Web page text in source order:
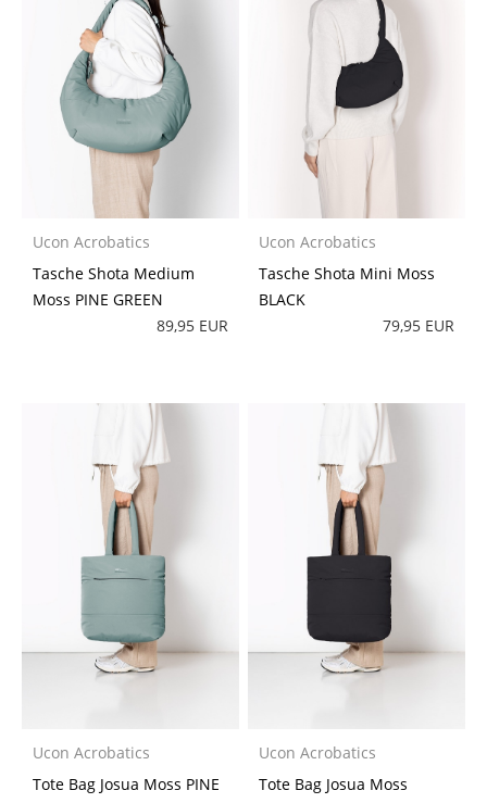
Ucon Acrobatics
Tasche Shota Medium
Moss PINE GREEN
89,95 EUR
Ucon Acrobatics
Tasche Shota Mini Moss
BLACK
79,95 EUR
Ucon Acrobatics
Tote Bag Josua Moss PINE
Ucon Acrobatics
Tote Bag Josua Moss